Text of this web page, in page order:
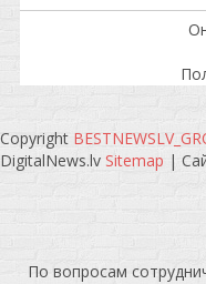
Copyright
DigitalNews.lv Sitemap |
По вопросам